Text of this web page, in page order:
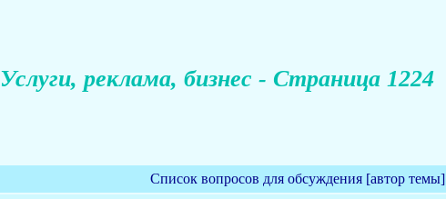
Услуги, реклама, бизнес - Страница 1224
Список вопросов для обсуждения [автор темы]